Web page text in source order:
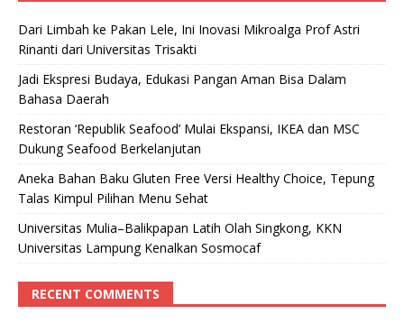
Dari Limbah ke Pakan Lele, Ini Inovasi Mikroalga Prof Astri
Rinanti dari Universitas Trisakti
Jadi Ekspresi Budaya, Edukasi Pangan Aman Bisa Dalam
Bahasa Daerah
Restoran ‘Republik Seafood’ Mulai Ekspansi, IKEA dan MSC
Dukung Seafood Berkelanjutan
Aneka Bahan Baku Gluten Free Versi Healthy Choice, Tepung
Talas Kimpul Pilihan Menu Sehat
Universitas Mulia–Balikpapan Latih Olah Singkong, KKN
Universitas Lampung Kenalkan Sosmocaf
RECENT COMMENTS